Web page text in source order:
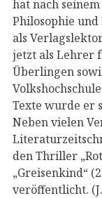
hat nach
Philosophie
als
jetzt als Lehrer
Überlingen
Texte wurde er
Neben vielen
den Thriller
„Greisenkind“
veröffentlicht.